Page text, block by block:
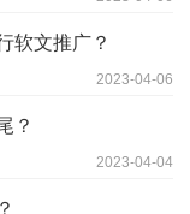
软文推广？
2023-04-06
？
2023-04-04